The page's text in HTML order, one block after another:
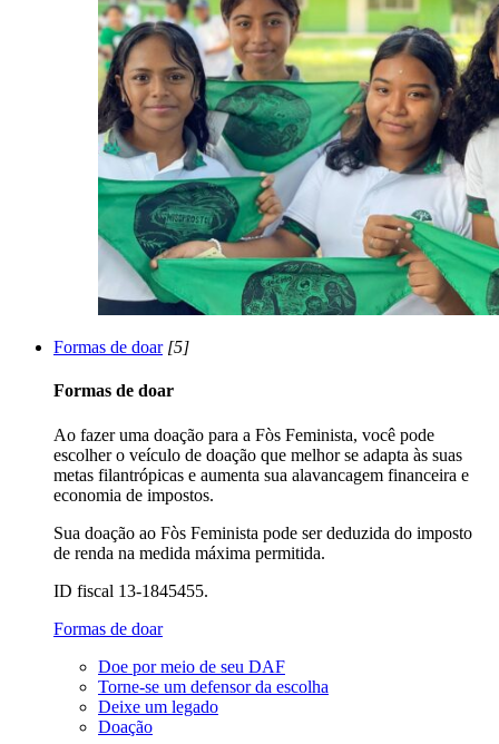
Formas de doar[5]
Formas de doar
Ao fazer uma doação para a Fòs Feminista, você pode
escolher o veículo de doação que melhor se adapta às suas
metas filantrópicas e aumenta sua alavancagem financeira e
economia de impostos.
Sua doação ao Fòs Feminista pode ser deduzida do imposto
de renda na medida máxima permitida.
ID fiscal 13-1845455.
Formas de doar
Doe por meio de seu DAF
Torne-se um defensor da escolha
Deixe um legado
Doação